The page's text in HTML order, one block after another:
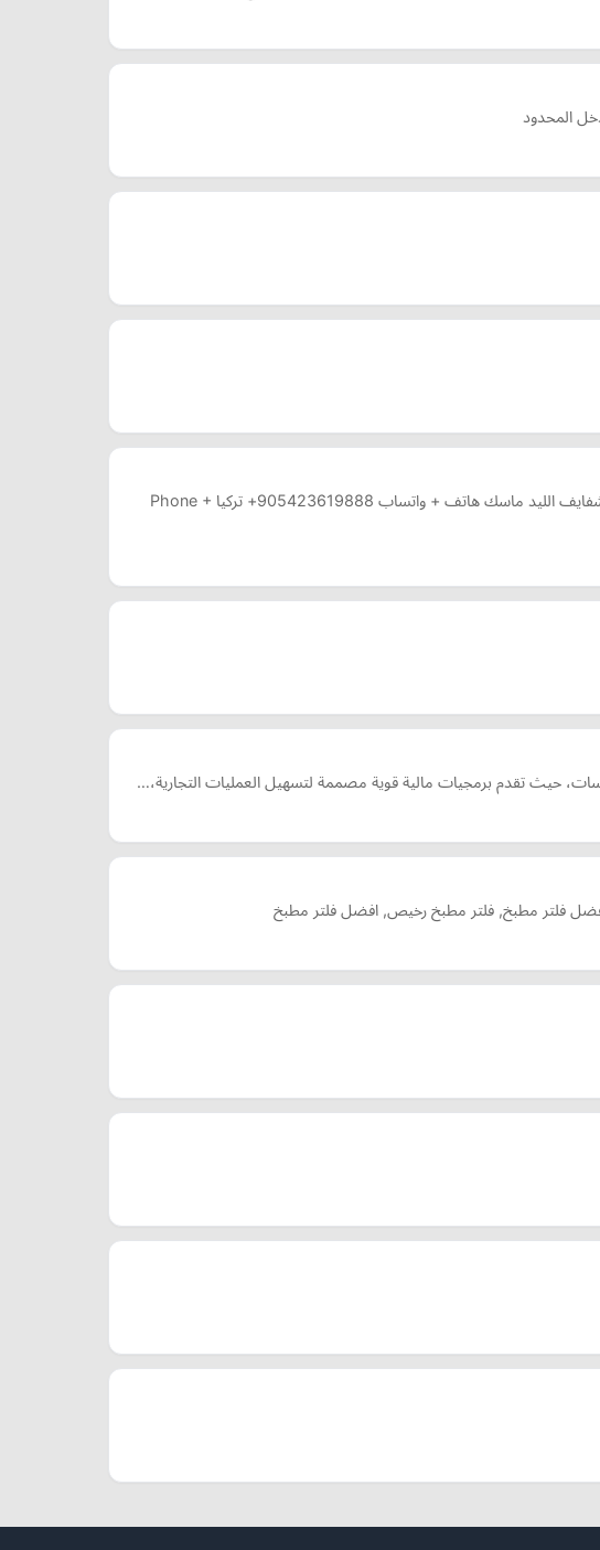
المحدود
مع تولين انت الاجمل دوما علاج التجاعيد ازالة الشعر بالليزر معالجة حب الشباب البوتوكس الديرمابن البلازما للشعر توريد الشفايف الليد ماسك هاتف + واتساب 905423619888+ تركيا Phone +
حيث تقدم برمجيات مالية قوية مصممة لتسهيل العمليات التجارية،…
افضل فلتر مطبخ, فلتر مطبخ رخيص, افضل فلتر مطبخ